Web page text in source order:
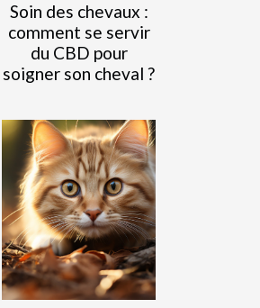
Soin des chevaux :
comment se servir
du CBD pour
soigner son cheval ?